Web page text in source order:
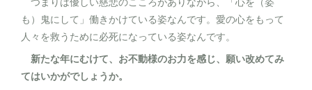
も）鬼にして」働きかけている姿なんです。愛の心をもって
人々を救うために必死になっている姿なんです。
新たな年にむけて、 お不動様のお力を感じ、願い改めてみ
てはいかがでしょうか。